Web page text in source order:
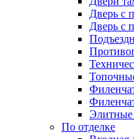
Дверь с
Дверь с
Элитные
По отделке